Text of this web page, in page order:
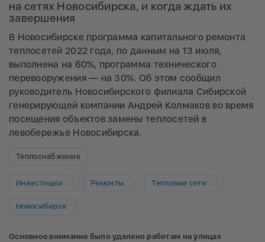
на сетях Новосибирска, и когда ждать их
завершения
В Новосибирске программа капитального ремонта
теплосетей 2022 года, по данным на 13 июля,
выполнена на 60%, программа технического
перевооружения — на 30%. Об этом сообщил
руководитель Новосибирского филиала Сибирской
генерирующей компании Андрей Колмаков во время
посещения объектов замены теплосетей в
левобережье Новосибирска.
Теплоснабжение
Инвестиции Ремонты Тепловые сети
Новосибирск
Основное внимание было уделено работам на улицах